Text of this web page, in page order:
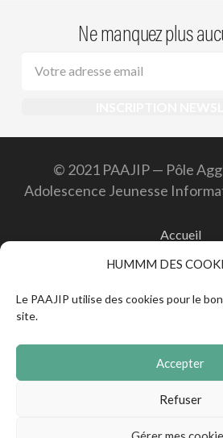
HUMMM DES
Le PAAJIP utilise des cookies pour le
site.
Accepter
Refuser
Ne manquez plus
© 2021 PAAJIP — Pôle
Adolescence Jeunesse
Accueil
CGVA
Politique de